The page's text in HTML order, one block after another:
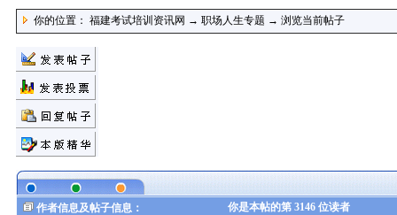
你的位置： 福建考试培训资讯网 → 职场人生专题 → 浏览当前帖子
作者信息及帖子信息： 你是本帖的第 3146 位读者